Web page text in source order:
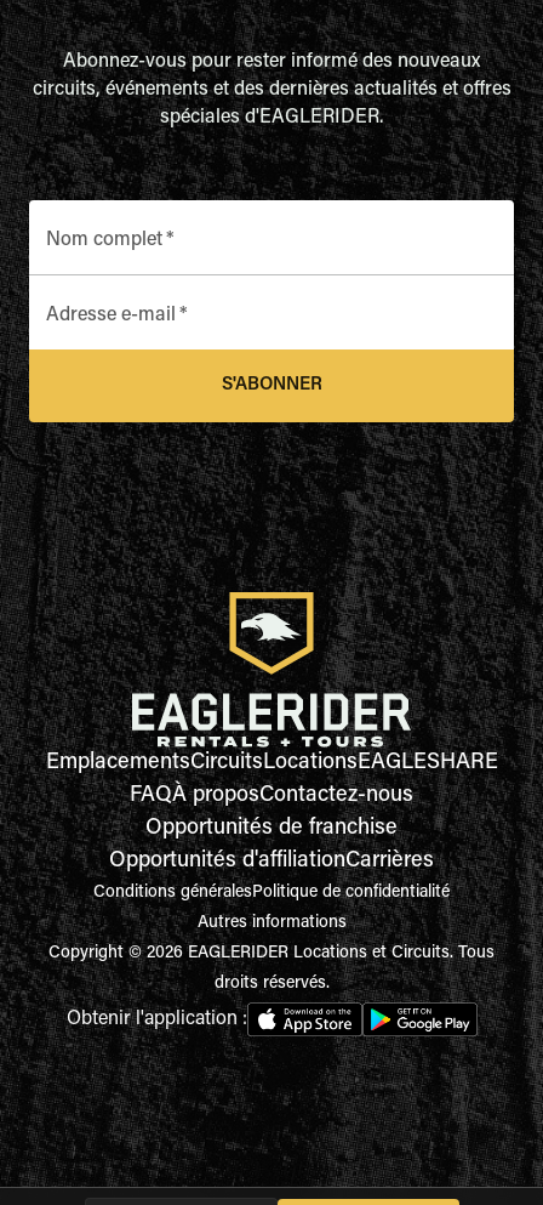
Abonnez-vous pour rester informé des nouveaux
circuits, événements et des dernières actualités et offres
spéciales d'EAGLERIDER.
Nom complet*
Adresse e-mail *
S'ABONNER
EmplacementsCircuitsLocationsEAGLESHARE
FAQÀ proposContactez-nous
Opportunités de franchise
Opportunités d'affiliationCarrières
Conditions généralesPolitique de confidentialité
Autres informations
Copyright © 2026 EAGLERIDER Locations et Circuits. Tous
droits réservés.
Obtenir l'application :